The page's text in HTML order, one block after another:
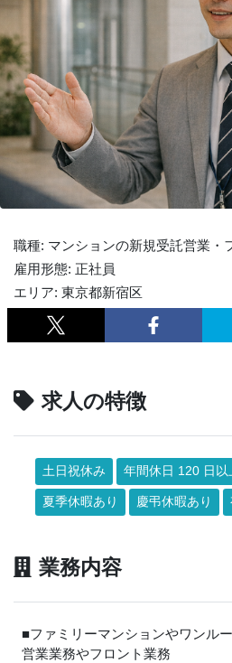
職種: マンションの新規受託営業・
雇用形態: 正社員
エリア: 東京都新宿区
求人の特徴
土日祝休み 年間休日 120 日以
夏季休暇あり 慶弔休暇あり
業務内容
■ファミリーマンションやワンル
営業業務やフロント業務